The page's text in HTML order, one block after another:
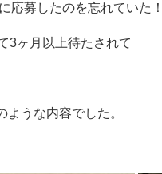
応募したのを忘れていた！
3ヶ月以上待たされて
ような内容でした。